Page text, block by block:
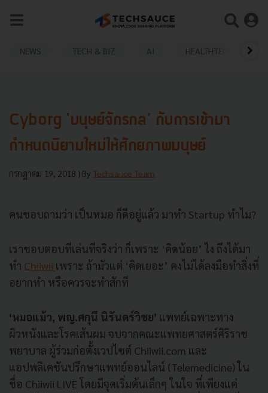
NEWS TECH & BIZ AI HEALTHTECH
Cyborg 'มนุษย์จักรกล’ กับการเข้ามา
กำหนดนิยามใหม่ให้ศักยภาพมนุษย์
กรกฎาคม 19, 2018 | By Techsauce Team
คนชอบถามว่า เป็นหมอ ก็ดีอยู่แล้ว มาทำ Startup ทำไม?
เราชอบตอบทีเล่นทีจริงว่า ก็เพราะ ‘คิดน้อย’ ไง ถึงได้มา
ทำ Chiiwii เพราะ ถ้ามัวแต่ ‘คิดเยอะ’ คงไม่ได้ลงมือทำสิ่งที่
อยากทำ หรือควรจะทำสักที
‘หมอแม้ว, พญ.ศกุนี นิรันดร์วิชย’ แพทย์เฉพาะทาง
ผิวหนังและโรคเส้นผม จบจากคณะแพทยศาสตร์ศิริราช
พยาบาล ผู้ร่วมก่อตั้งเวปไซต์ Chiiwii.com และ
แอปพลิเคชันปรึกษาแพทย์ออนไลน์ (Telemedicine) ใน
ชื่อ Chiiwii LIVE โดยมีจุดเริ่มต้นเล็กๆ ในใจ ที่เพียงแค่